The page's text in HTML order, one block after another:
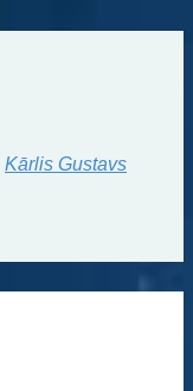
Kārlis Gustavs